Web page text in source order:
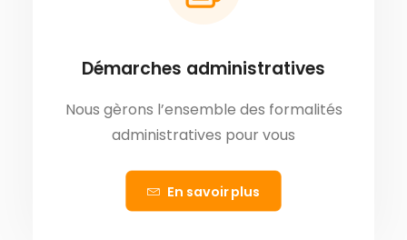
Démarches administratives
Nous gèrons l’ensemble des formalités
administratives pour vous
En savoir plus